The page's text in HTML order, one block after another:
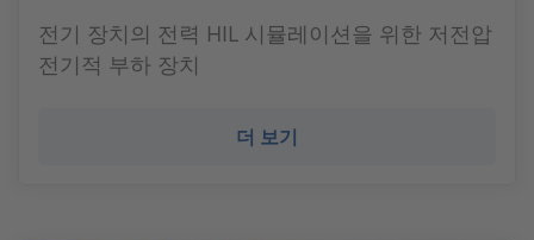
전기 장치의 전력 HIL 시뮬레이션을 위한 저전압
전기적 부하 장치
더 보기